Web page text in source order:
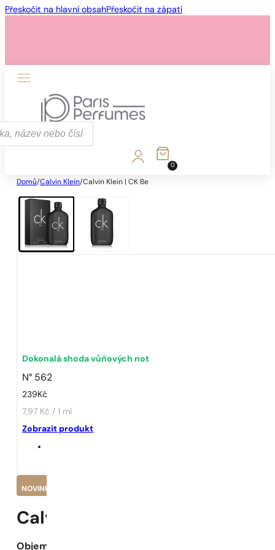
Přeskočit na hlavní obsahPřeskočit na zápatí
0
Domů/Calvin Klein/Calvin Klein | CK Be
Dokonalá shoda vůňových not
N° 562
239 Kč
7,97 Kč / 1 ml
Zobrazit produkt
NOVINKA
Calvin Klein | CK Be
Objem: